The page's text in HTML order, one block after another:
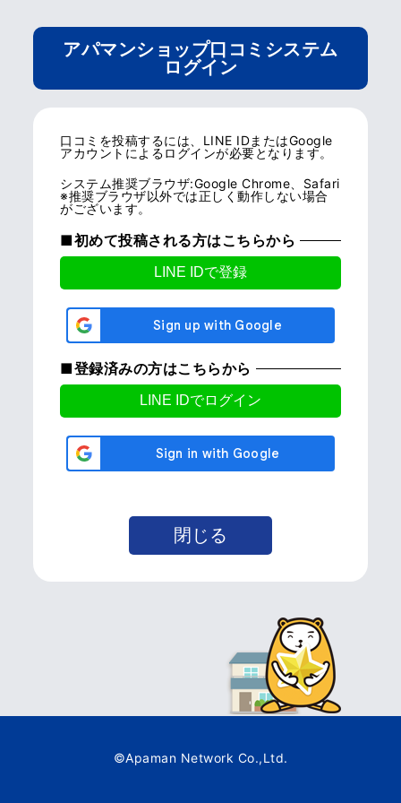
アパマンショップ口コミシステム
ログイン
口コミを投稿するには、LINE IDまたはGoogle
アカウントによるログインが必要となります。
システム推奨ブラウザ:Google Chrome、Safari
※推奨ブラウザ以外では正しく動作しない場合
がございます。
■初めて投稿される方はこちらから
■登録済みの方はこちらから
©Apaman Network Co.,Ltd.